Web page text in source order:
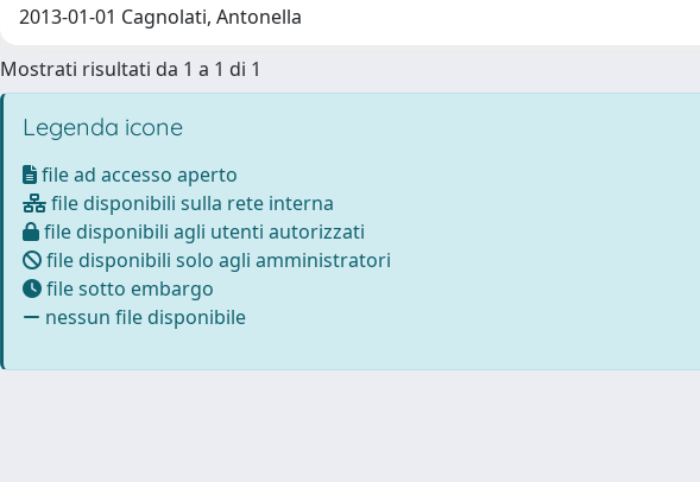
2013-01-01 Cagnolati, Antonella
Mostrati risultati da 1 a 1 di 1
Legenda icone
file ad accesso aperto
file disponibili sulla rete interna
file disponibili agli utenti autorizzati
file disponibili solo agli amministratori
file sotto embargo
nessun file disponibile